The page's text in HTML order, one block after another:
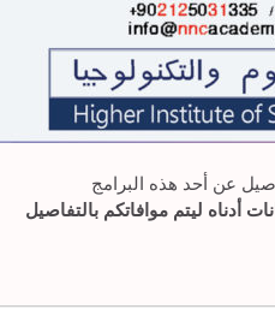
عن أحد هذه البرامج
أدناه ليتم موافاتكم بالتفاصيل